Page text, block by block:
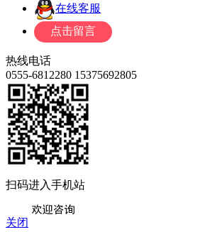
在线客服
热线电话
0555-6812280 15375692805
扫码进入手机站
关闭